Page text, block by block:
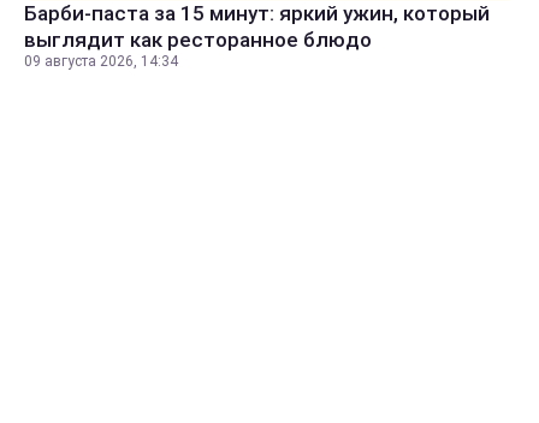
Барби-паста за 15 минут: яркий ужин, который
выглядит как ресторанное блюдо
09 августа 2026, 14:34